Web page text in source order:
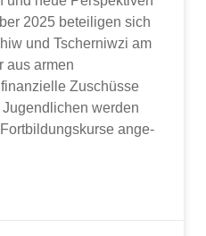
2025 betei­li­gen sich
und Tscherniwzi am
aus armen
Zuschüsse
wer­den
ange­